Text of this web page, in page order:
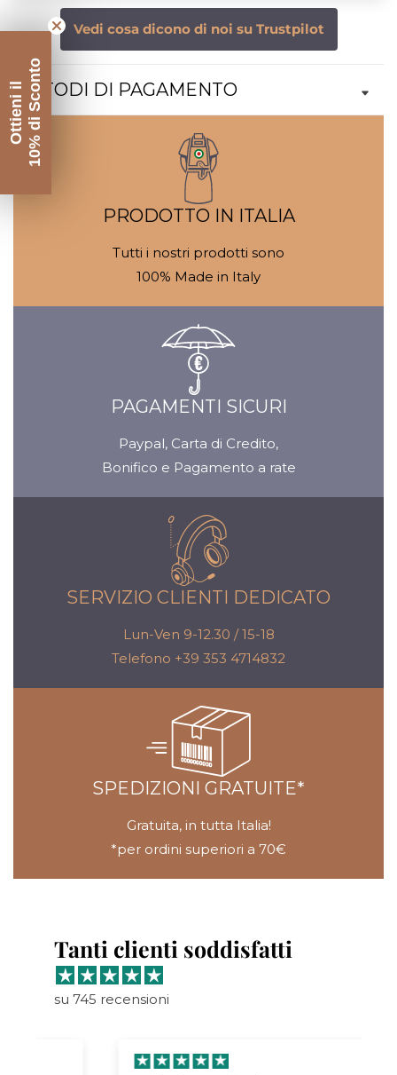
Vedi cosa dicono di noi su Trustpilot
METODI DI PAGAMENTO
PRODOTTO IN ITALIA
Tutti i nostri prodotti sono
100% Made in Italy
PAGAMENTI SICURI
Paypal, Carta di Credito,
Bonifico e Pagamento a rate
SERVIZIO CLIENTI DEDICATO
Lun-Ven 9-12.30 / 15-18
Telefono +39 353 4714832
SPEDIZIONI GRATUITE*
Gratuita, in tutta Italia!
*per ordini superiori a 70€
Tanti clienti soddisfatti
su 745 recensioni
Ottieni il10% di Sconto